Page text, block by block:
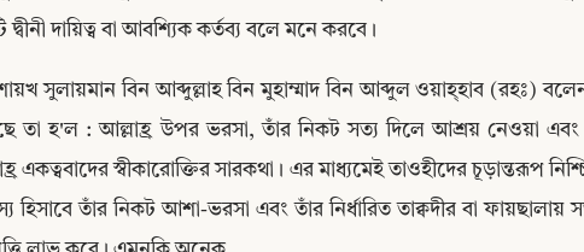
দ্বীনী দায়িত্ব বা আবশ্যিক কর্তব্য বলে মনে করবে।
সুলায়মান বিন আব্দুল্লাহ বিন মুহাম্মাদ বিন আব্দুল ওয়াহ্হাব (রহঃ)
তা হ'ল : আল্লাহ্র উপর ভরসা, তাঁর নিকট সত্য দিলে আশ্রয় নেওয়া এবং
একত্ববাদের স্বীকারোক্তির সারকথা। এর মাধ্যমেই তাওহীদের চূড়ান্তরূপ
হিসাবে তাঁর নিকট আশা-ভরসা এবং তাঁর নির্ধারিত তাক্বদীর বা
Copy